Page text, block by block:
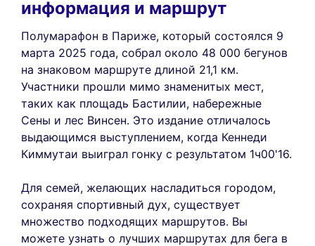
информация и маршрут
Полумарафон в Париже, который состоялся 9
марта 2025 года, собрал около 48 000 бегунов
на знаковом маршруте длиной 21,1 км.
Участники прошли мимо знаменитых мест,
таких как площадь Бастилии, набережные
Сены и лес Винсен. Это издание отличалось
выдающимся выступлением, когда Кеннеди
Киммутаи выиграл гонку с результатом 1ч00'16.
Для семей, желающих насладиться городом,
сохраняя спортивный дух, существует
множество подходящих маршрутов. Вы
можете узнать о лучших маршрутах для бега в